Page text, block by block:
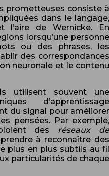
prometteuses consiste à
dans le langage,
l’aire de Wernicke. En
lorsqu’une personne
ou des phrases, les
des correspondances
neuronale et le contenu
utilisent souvent une
d’apprentissage
du signal pour améliorer
pensées. Par exemple,
des réseaux de
à reconnaître des
plus en plus subtils au fil
particularités de chaque